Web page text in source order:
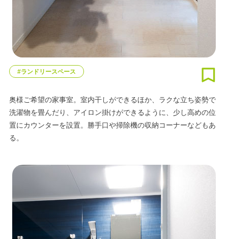
#ランドリースペース
奥様ご希望の家事室。室内干しができるほか、ラクな立ち姿勢で
洗濯物を畳んだり、アイロン掛けができるように、少し高めの位
置にカウンターを設置。勝手口や掃除機の収納コーナーなどもあ
る。